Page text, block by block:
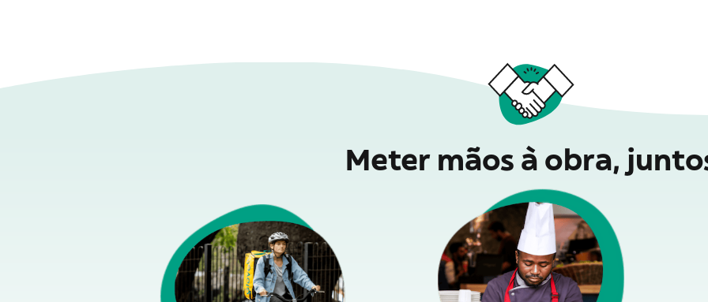
Meter mãos à obra,